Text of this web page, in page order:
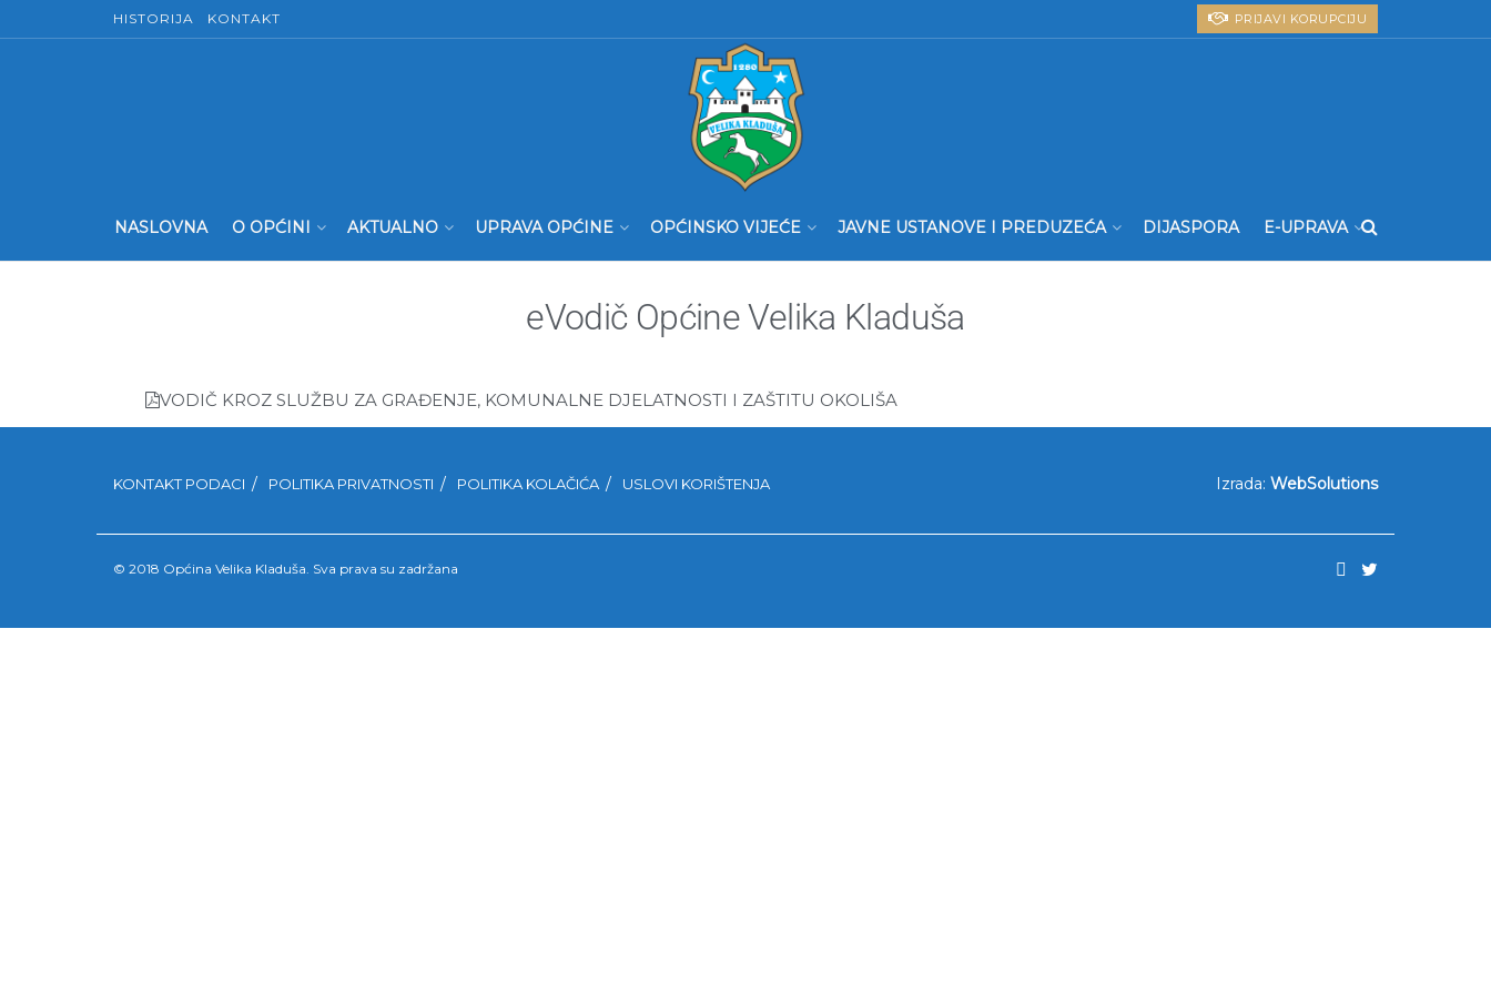
HISTORIJA KONTAKT PRIJAVI KORUPCIJU
NASLOVNA O OPĆINI AKTUALNO UPRAVA OPĆINE OPĆINSKO VIJEĆE JAVNE USTANOVE I PREDUZEĆA DIJASPORA E-UPRAVA
eVodič Općine Velika Kladuša
VODIČ KROZ SLUŽBU ZA GRAĐENJE, KOMUNALNE DJELATNOSTI I ZAŠTITU OKOLIŠA
KONTAKT PODACI POLITIKA PRIVATNOSTI POLITIKA KOLAČIĆA USLOVI KORIŠTENJA Izrada: WebSolutions
© 2018 Općina Velika Kladuša. Sva prava su zadržana